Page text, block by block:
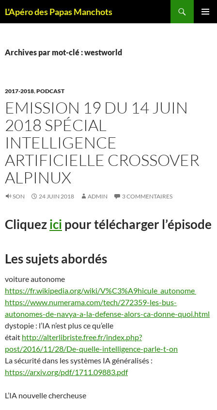
L'Apéro des Papas Manchots
Archives par mot-clé : westworld
2017-2018,PODCAST
EMISSION 19 DU 14 JUIN
2018 SPÉCIAL
INTELLIGENCE
ARTIFICIELLE CROSSOVER
ALPINUX
SON 24 JUIN 2018 ADMIN 3 COMMENTAIRES
Cliquezici pour télécharger l’épisode
Les sujets abordés
voiture autonome
https://fr.wikipedia.org/wiki/V%C3%A9hicule_autonome
https://www.numerama.com/tech/272359-les-bus-
autonomes-de-navya-a-la-defense-alors-ca-donne-quoi.html
dystopie : l’IA n’est plus ce qu’elle
était http://alterlibriste.free.fr/index.php?
post/2016/11/28/De-quelle-intelligence-parle-t-on
La sécurité dans les systèmes IA généralisés :
https://arxiv.org/pdf/1711.09883.pdf
L’IA nouvelle chercheuse